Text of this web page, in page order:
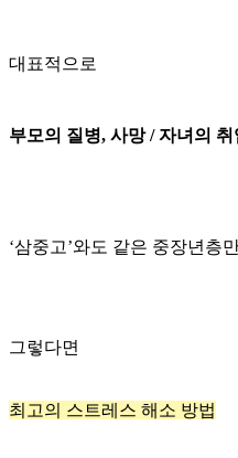
대표적으로
부모의 질병, 사망 / 자녀의
‘삼중고’와도 같은 중장년층
그렇다면
최고의 스트레스 해소 방법